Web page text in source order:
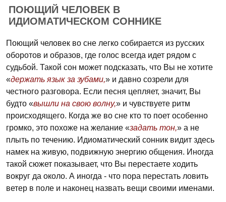
ПОЮЩИЙ ЧЕЛОВЕК В
ИДИОМАТИЧЕСКОМ СОННИКЕ
Поющий человек во сне легко собирается из русских
оборотов и образов, где голос всегда идет рядом с
судьбой. Такой сон может подсказать, что Вы не хотите
«держать язык за зубами,» и давно созрели для
честного разговора. Если песня цепляет, значит, Вы
будто «вышли на свою волну,» и чувствуете ритм
происходящего. Когда же во сне кто то поет особенно
громко, это похоже на желание «задать тон,» а не
плыть по течению. Идиоматический сонник видит здесь
намек на живую, подвижную энергию общения. Иногда
такой сюжет показывает, что Вы перестаете ходить
вокруг да около. А иногда - что пора перестать ловить
ветер в поле и наконец назвать вещи своими именами.